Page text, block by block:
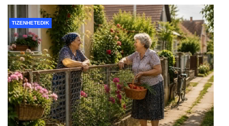
TIZENHETEDIK